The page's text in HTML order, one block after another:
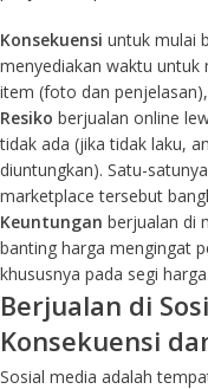
Konsekuensi untuk mulai
menyediakan waktu
item (foto dan
Resiko berjualan online
tidak ada (jika tidak laku,
diuntungkan). Satu-
marketplace tersebut
Keuntungan berjualan di
banting harga mengingat
khususnya pada segi harga.
Berjualan di
Konsekuensi
Sosial media adalah